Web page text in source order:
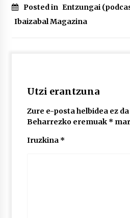
2026/07/07
LIBURUEN
Posted in Entzungai
Ibaizabal Magazina
Utzi erantzuna
Zure e-posta helbidea ez
Beharrezko eremuak *
Iruzkina *